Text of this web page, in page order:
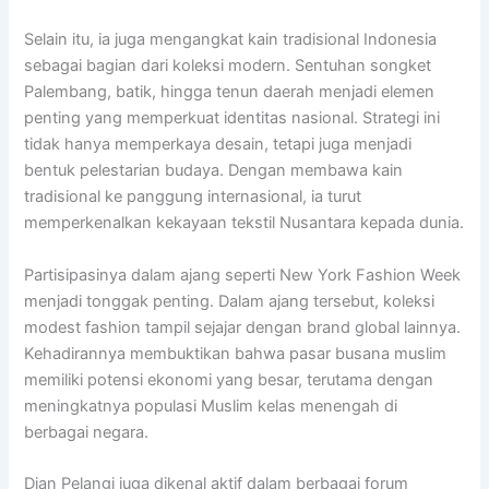
Selain itu, ia juga mengangkat kain tradisional Indonesia
sebagai bagian dari koleksi modern. Sentuhan songket
Palembang, batik, hingga tenun daerah menjadi elemen
penting yang memperkuat identitas nasional. Strategi ini
tidak hanya memperkaya desain, tetapi juga menjadi
bentuk pelestarian budaya. Dengan membawa kain
tradisional ke panggung internasional, ia turut
memperkenalkan kekayaan tekstil Nusantara kepada dunia.
Partisipasinya dalam ajang seperti New York Fashion Week
menjadi tonggak penting. Dalam ajang tersebut, koleksi
modest fashion tampil sejajar dengan brand global lainnya.
Kehadirannya membuktikan bahwa pasar busana muslim
memiliki potensi ekonomi yang besar, terutama dengan
meningkatnya populasi Muslim kelas menengah di
berbagai negara.
Dian Pelangi juga dikenal aktif dalam berbagai forum